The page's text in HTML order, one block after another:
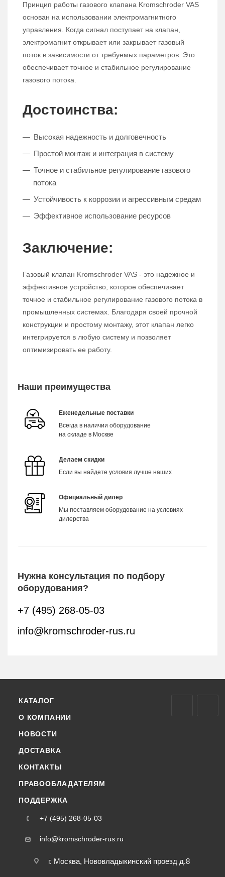
Принцип работы газового клапана Kromschroder VAS
основан на использовании электромагнитного
управления. Когда сигнал поступает на клапан,
электромагнит открывает или закрывает газовый
поток в зависимости от требуемых параметров. Это
обеспечивает точное и стабильное регулирование
газового потока.
Достоинства:
Высокая надежность и долговечность
Простой монтаж и интеграция в систему
Точное и стабильное регулирование газового
потока
Устойчивость к коррозии и агрессивным средам
Эффективное использование ресурсов
Заключение:
Газовый клапан Kromschroder VAS - это надежное и
эффективное устройство, которое обеспечивает
точное и стабильное регулирование газового потока в
промышленных системах. Благодаря своей прочной
конструкции и простому монтажу, этот клапан легко
интегрируется в любую систему и позволяет
оптимизировать ее работу.
Наши преимущества
Еженедельные поставки
Всегда в наличии оборудование
на складе в Москве
Делаем скидки
Если вы найдете условия лучше наших
Официальный дилер
Мы поставляем оборудование на условиях
дилерства
Нужна консультация по подбору
оборудования?
+7 (495) 268-05-03
info@kromschroder-rus.ru
КАТАЛОГ
О КОМПАНИИ
НОВОСТИ
ДОСТАВКА
КОНТАКТЫ
ПРАВООБЛАДАТЕЛЯМ
ПОДДЕРЖКА
+7 (495) 268-05-03
info@kromschroder-rus.ru
г. Москва, Нововладыкинский проезд д.8